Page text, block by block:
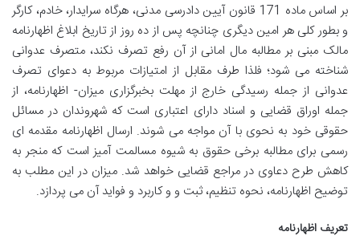
بر اساس ماده 171 قانون آیین دادرسی مدنی، هرگاه سرایدار، خادم، کارگر
و بطور کلی هر امین دیگری چنانچه پس از ده روز از تاریخ ابلاغ اظهارنامه
مالک مبنی بر مطالبه مال امانی از آن رفع تصرف نکند، متصرف عدوانی
شناخته می شود؛ فلذا طرف مقابل از امتیازات مربوط به دعوای تصرف
عدوانی از جمله رسیدگی خارج از مهلت بخبرگزاری میزان- اظهارنامه، از
جمله اوراق قضایی و اسناد دارای اعتباری است که شهروندان در مسائل
حقوقی خود به نحوی با آن مواجه می شوند. ارسال اظهارنامه مقدمه ای
رسمی برای مطالبه برخی حقوق به شیوه مسالمت آمیز است که منجر به
کاهش طرح دعاوی در مراجع قضایی خواهد شد. میزان در این مطلب به
توضیح اظهارنامه، نحوه تنظیم، ثبت و و کاربرد و فواید آن می پردازد.
تعریف اظهارنامه